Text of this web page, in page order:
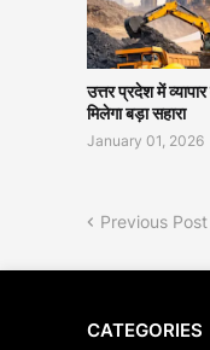
उत्तर प्रदेश में
मिलेगा बड़ा सहारा
January 01, 2026
Previous Post
CATEGORIES